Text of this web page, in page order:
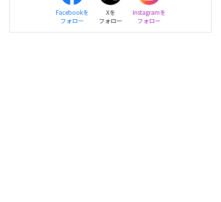
Facebookを
フォロー
Xを
フォロー
Instagramを
フォロー